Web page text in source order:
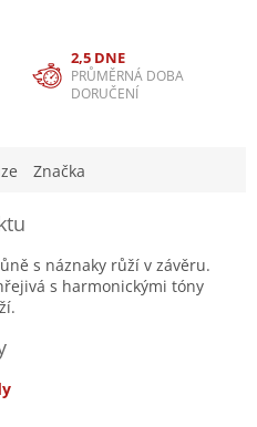
2,5 DNE
PRŮMĚRNÁ DOBA
DORUČENÍ
Značka
s náznaky růží v závěru.
s harmonickými tóny